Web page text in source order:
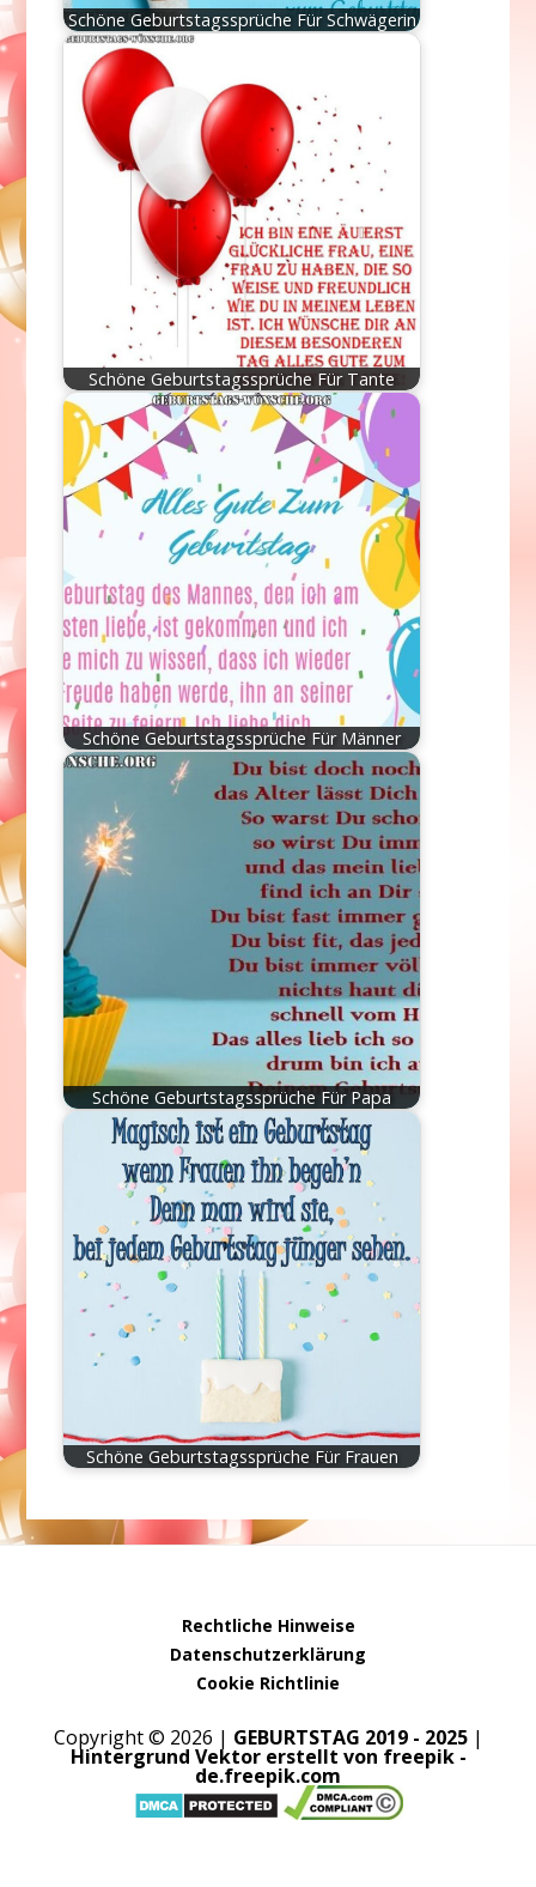
Schöne Geburtstagssprüche Für Schwägerin
Schöne Geburtstagssprüche Für Tante
Schöne Geburtstagssprüche Für Männer
Schöne Geburtstagssprüche Für Papa
Schöne Geburtstagssprüche Für Frauen
Rechtliche Hinweise
Datenschutzerklärung
Cookie Richtlinie
Copyright © 2026 | GEBURTSTAG 2019 - 2025|
Hintergrund Vektor erstellt von freepik -
de.freepik.com